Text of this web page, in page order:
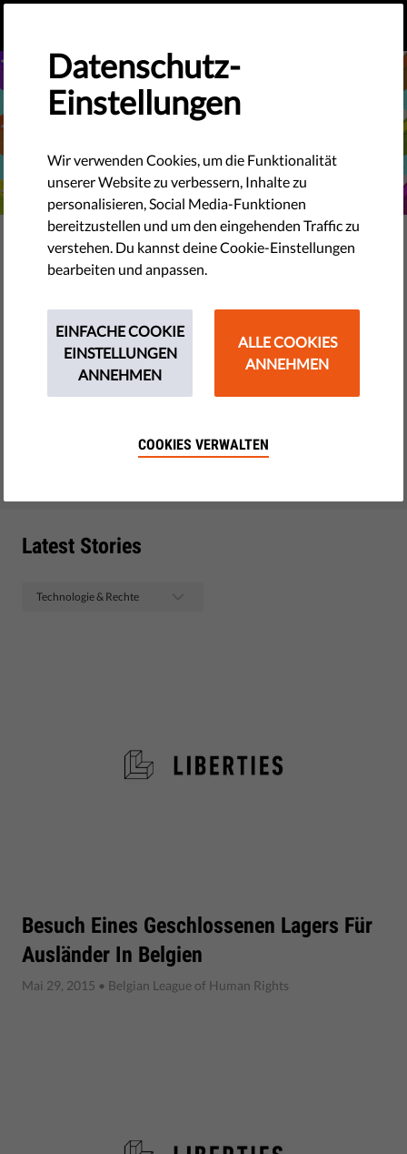
Was passiert, wenn dir eine KI
Wahlempfehlungen gibt?
ChatGPT, Gemini und ähnliche KI-Tools sind aus
unserem Alltag nicht mehr wegzudenken, wenn es darum
#ElectionIntegrity,artificial intelligence
Latest Stories
Besuch Eines Geschlossenen Lagers Für
Ausländer In Belgien
Mai 29, 2015 • Belgian League of Human Rights
Datenschutz-
Einstellungen
Wir verwenden Cookies, um die Funktionalität
unserer Website zu verbessern, Inhalte zu
personalisieren, Social Media-Funktionen
bereitzustellen und um den eingehenden Traffic zu
verstehen. Du kannst deine Cookie-Einstellungen
bearbeiten und anpassen.
EINFACHE COOKIE
EINSTELLUNGEN
ANNEHMEN
ALLE COOKIES
ANNEHMEN
COOKIES VERWALTEN